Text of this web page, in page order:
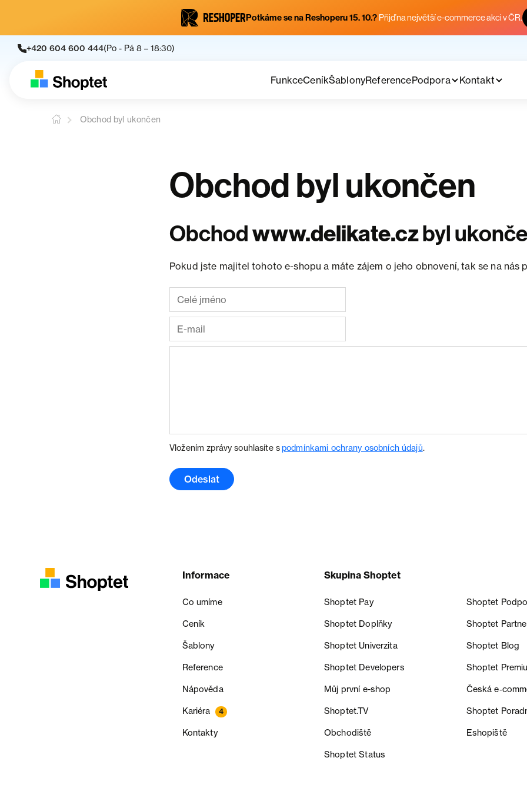
Potkáme se na Reshoperu 15. 10.? Přijď na největší e-commerce akci v ČR.
+420 604 600 444(Po - Pá 8 – 18:30)
FunkceCeníkŠablonyReferencePodpora Kontakt
Obchod byl ukončen
Obchod byl ukončen
Obchodwww.delikate.czbyl
Pokud jste majitel tohoto e-shopu a máte zájem o jeho obnovení, tak se na nás
Vložením zprávy souhlasíte spodmínkami ochrany osobních údajů.
Odeslat
Informace
Co umíme
Ceník
Šablony
Reference
Nápověda
Kariéra 4
Kontakty
Skupina Shoptet
Shoptet Pay Shoptet
Shoptet Doplňky Shoptet
Shoptet Univerzita Shoptet Blog
Shoptet Developers Shoptet
Můj první e-shop Česká
Shoptet.TV Shoptet
Obchodiště Eshopiště
Shoptet Status